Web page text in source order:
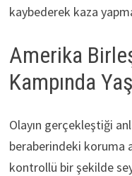
kaybederek kaza
Amerika
Kampında
Olayın gerçekleştiği
beraberindeki koruma
kontrollü bir şekilde